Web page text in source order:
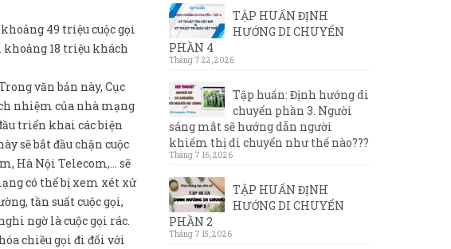
49 triệu cuộc gọi
khoảng 18 triệu khách
văn bản này, Cục
nhiệm của nhà mạng
triển khai các biện
sẽ bắt đầu chặn cuộc
Hà Nội Telecom,… sẽ
có thể bị xem xét xử
tần suất cuộc gọi,
ngờ là cuộc gọi rác.
chiều gọi đi đối với
TẬP HUẤN ĐỊNH
HƯỚNG DI CHUYỂN
PHẦN 4
Tháng 7 22, 2026
Tập huấn: Định hướng di
chuyển phần 3. Người
sáng mắt sẽ hướng dẫn người
khiếm thị di chuyển như thế nào???
Tháng 7 16, 2026
TẬP HUẤN ĐỊNH
HƯỚNG DI CHUYỂN
PHẦN 2
Tháng 7 15, 2026